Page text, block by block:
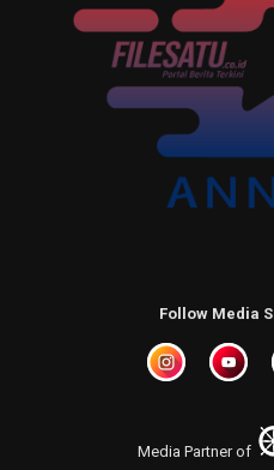
Follow Media
Media Partner of